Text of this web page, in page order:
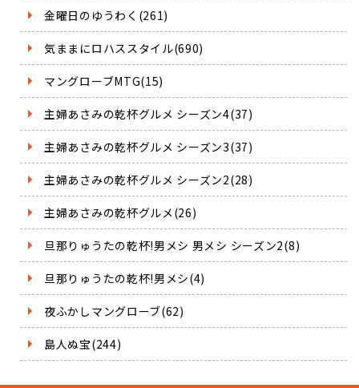
金曜日のゆうわく(261)
気ままにロハススタイル(690)
マングローブMTG(15)
主婦あさみの乾杯グルメ シーズン4(37)
主婦あさみの乾杯グルメ シーズン3(37)
主婦あさみの乾杯グルメ シーズン2(28)
主婦あさみの乾杯グルメ(26)
旦那りゅうたの乾杯!男メシ 男メシ シーズン2(8)
旦那りゅうたの乾杯!男メシ(4)
夜ふかしマングローブ(62)
島人ぬ宝(244)